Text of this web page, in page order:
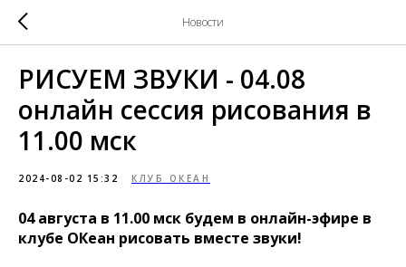
Новости
РИСУЕМ ЗВУКИ - 04.08
онлайн сессия рисования в
11.00 мск
2024-08-02 15:32 КЛУБ ОКЕАН
04 августа в 11.00 мск будем в онлайн-эфире в
клубе ОКеан рисовать вместе звуки!